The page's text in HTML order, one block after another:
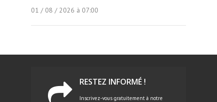
01 / 08 / 2026 à 07:00
RESTEZ INFORMÉ !
Inscrivez-vous gratuitement à notre